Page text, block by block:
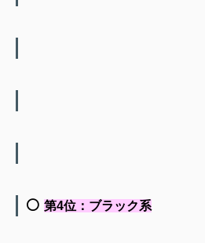
⚪️ 第4位：ブラック系